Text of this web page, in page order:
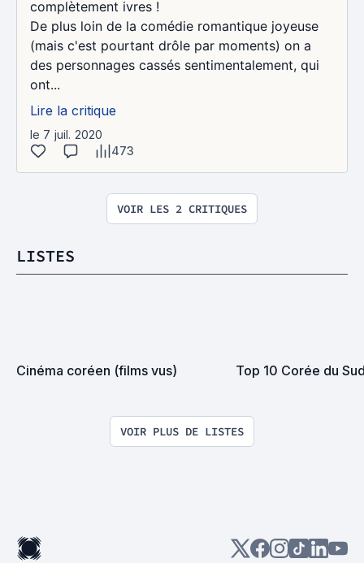
complètement ivres !
De plus loin de la comédie romantique joyeuse
(mais c'est pourtant drôle par moments) on a
des personnages cassés sentimentalement, qui
ont...
Lire la critique
le 7 juil. 2020
473
VOIR LES 2 CRITIQUES
LISTES
Cinéma coréen (films vus) Top 10 Corée du
VOIR PLUS DE LISTES